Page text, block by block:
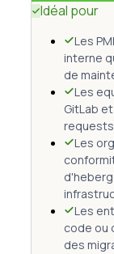
Idéal pour
Les
interne
de
Les
GitLab
Les
Les
code ou
des